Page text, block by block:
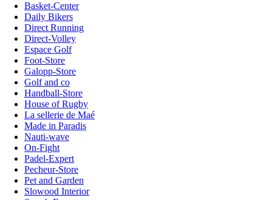
Basket-Center
Daily Bikers
Direct Running
Direct-Volley
Espace Golf
Foot-Store
Galopp-Store
Golf and co
Handball-Store
House of Rugby
La sellerie de Maé
Made in Paradis
Nauti-wave
On-Fight
Padel-Expert
Pecheur-Store
Pet and Garden
Slowood Interior